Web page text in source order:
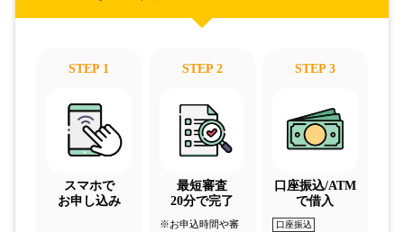
STEP 1
スマホで
お申し込み
STEP 2
最短審査
20分で完了
※お申込時間や審
STEP 3
口座振込/ATM
で借入
口座振込